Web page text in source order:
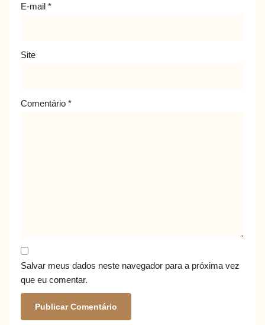
E-mail *
Site
Comentário *
Salvar meus dados neste navegador para a próxima vez
que eu comentar.